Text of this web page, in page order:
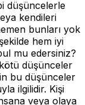
düşüncelerle
kendileri
bunları yok
hem iyi
mu edersiniz?
düşünceler
bu düşünceler
ilgilidir. Kişi
veya olaya